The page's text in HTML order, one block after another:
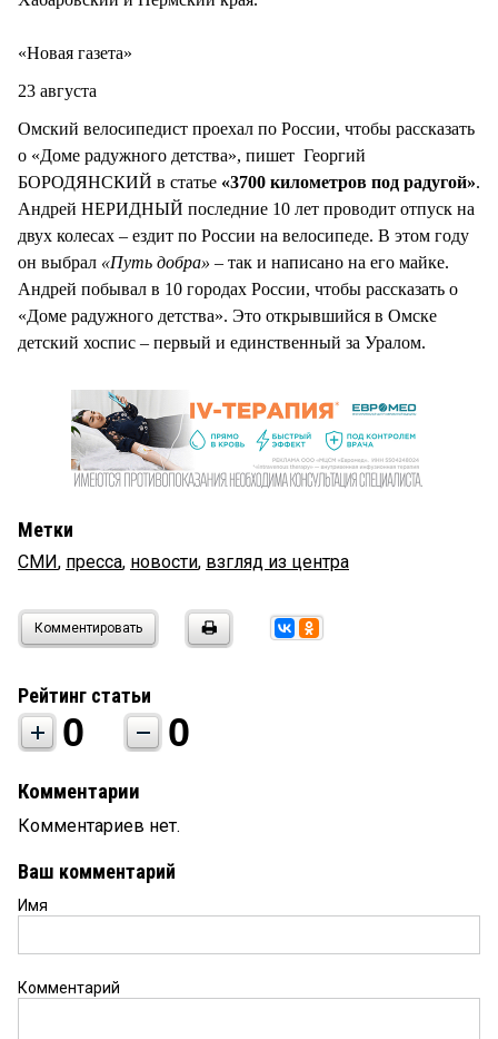
«Новая газета»
23 августа
Омский велосипедист проехал по России, чтобы рассказать
о «Доме радужного детства», пишет Георгий
БОРОДЯНСКИЙ в статье «3700 километров под радугой».
Андрей НЕРИДНЫЙ последние 10 лет проводит отпуск на
двух колесах – ездит по России на велосипеде. В этом году
он выбрал «Путь добра» – так и написано на его майке.
Андрей побывал в 10 городах России, чтобы рассказать о
«Доме радужного детства». Это открывшийся в Омске
детский хоспис – первый и единственный за Уралом.
Метки
СМИ, пресса, новости, взгляд из центра
Комментировать
Рейтинг статьи
0 0
Комментарии
Комментариев нет.
Ваш комментарий
Имя
Комментарий